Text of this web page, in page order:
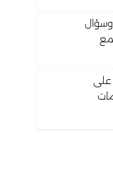
وسؤال
على